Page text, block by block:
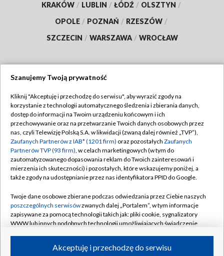
KRAKÓW / LUBLIN / ŁÓDŹ / OLSZTYN /
OPOLE / POZNAŃ / RZESZÓW /
SZCZECIN / WARSZAWA / WROCŁAW
TVP
Abonament TVP
Emisja w TVP
Centrum informacji TVP
Naziemna Telewizja Cyfrowa
Rada Programowa
System NOS
Informacje o nadawcy
Program dla prasy
Regulamin TVP
Polityka prywatności
Moje zgody
Pomoc
Kontakt
Kanały
Szanujemy Twoją prywatność
Kliknij "Akceptuję i przechodzę do serwisu", aby wyrazić zgody na
korzystanie z technologii automatycznego śledzenia i zbierania danych,
dostęp do informacji na Twoim urządzeniu końcowym i ich
przechowywanie oraz na przetwarzanie Twoich danych osobowych przez
nas, czyli Telewizję Polską S.A. w likwidacji (zwaną dalej również „TVP”),
Zaufanych Partnerów z IAB* (1201 firm) oraz pozostałych Zaufanych
Partnerów TVP (93 firm), w celach marketingowych (w tym do
zautomatyzowanego dopasowania reklam do Twoich zainteresowań i
mierzenia ich skuteczności) i pozostałych, które wskazujemy poniżej, a
także zgody na udostępnianie przez nas identyfikatora PPID do Google.
Twoje dane osobowe zbierane podczas odwiedzania przez Ciebie naszych
poszczególnych serwisówzwanych dalej „Portalem”, w tym informacje
zapisywane za pomocą technologii takich jak: pliki cookie, sygnalizatory
WWW lub innych podobnych technologii umożliwiających świadczenie
ruchu w Internecie.Akceptuję i przechodzę do serwisu